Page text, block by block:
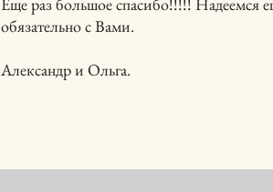
обязательно с Вами.
Александр и Ольга.